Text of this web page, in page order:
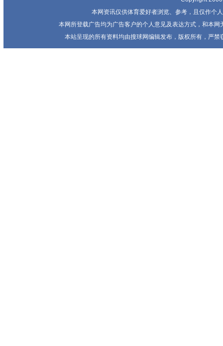
本网资讯仅供体育爱好者浏览、参考，且仅作个
本网所登载广告均为广告客户的个人意见及表达方式，和本
本站呈现的所有资料均由搜球网编辑发布，版权所有，严